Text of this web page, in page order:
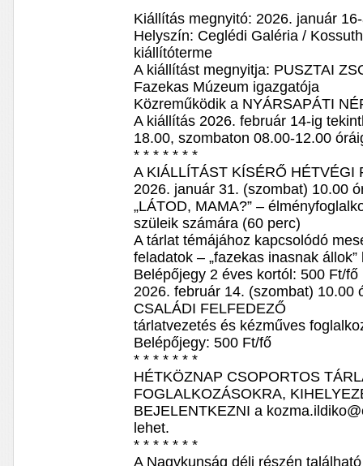
Kiállítás megnyitó: 2026. január
Helyszín: Ceglédi Galéria /
kiállítóterme
A kiállítást megnyitja: PUSZTAI
Fazekas Múzeum igazgatója
Közreműködik a NYÁRSAPÁTI
A kiállítás 2026. február 14-ig
18.00, szombaton 08.00-12.00
* * * * * * *
A KIÁLLÍTÁST KÍSÉRŐ HÉTVÉGI
2026. január 31. (szombat) 10.00
„LÁTOD, MAMA?” –
szüleik számára (60 perc)
A tárlat témájához kapcsolódó
feladatok – „fazekas inasnak
Belépőjegy 2 éves kortól: 500 Ft/fő
2026. február 14. (szombat) 10.00
CSALÁDI FELFEDEZŐ
tárlatvezetés és kézműves
Belépőjegy: 500 Ft/fő
* * * * * * *
HÉTKÖZNAP CSOPORTOS
FOGLALKOZÁSOKRA,
BEJELENTKEZNI a
lehet.
* * * * * * *
A Nagykunság déli részén